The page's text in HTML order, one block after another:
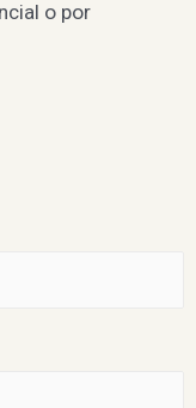
o por